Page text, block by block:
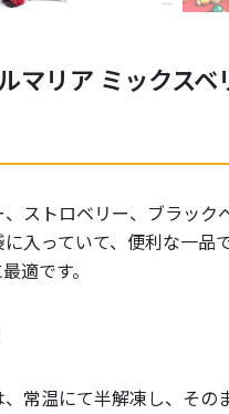
マリア ミックスベ
ストロベリー、ブラック
に入っていて、便利な一品
適です。
常温にて半解凍し、その